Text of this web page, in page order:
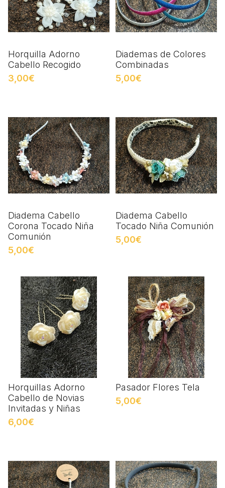
Horquilla Adorno
Cabello Recogido
3,00€
Diademas de Colores
Combinadas
5,00€
Diadema Cabello
Corona Tocado Niña
Comunión
5,00€
Diadema Cabello
Tocado Niña Comunión
5,00€
Horquillas Adorno
Cabello de Novias
Invitadas y Niñas
6,00€
Pasador Flores Tela
5,00€